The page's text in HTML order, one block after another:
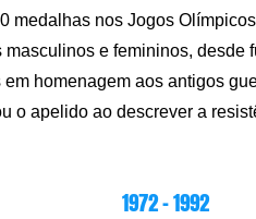
medalhas nos Jogos
e femininos,
homenagem aos antigos
o apelido ao descrever a
1972 – 1992